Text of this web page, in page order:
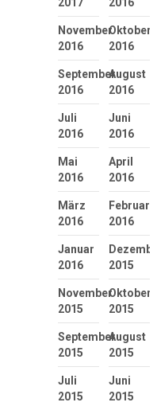
November
2016
Oktober
2016
September
2016
August
2016
Juli
2016
Juni
2016
Mai
2016
April
2016
März
2016
Februar
2016
Januar
2016
2015
November
2015
Oktober
2015
September
2015
August
2015
Juli
2015
Juni
2015